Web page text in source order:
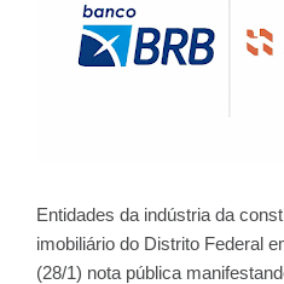
Entidades da indústria da
imobiliário do Distrito Federal
(28/1) nota pública